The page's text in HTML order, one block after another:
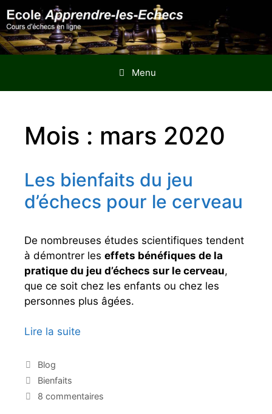
Aller
au
contenu
Menu
Mois : mars 2020
Les bienfaits du jeu
d’échecs pour le cerveau
De nombreuses études scientifiques tendent
à démontrer les effets bénéfiques de la
pratique du jeu d’échecs sur le cerveau,
que ce soit chez les enfants ou chez les
personnes plus âgées.
Lire la suite
i
C
a
é
Blog
É
t
Bienfaits
8 commentaires